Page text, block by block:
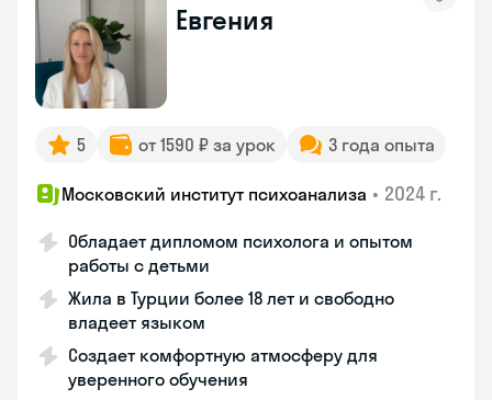
Евгения
5 от 1590 ₽ за урок 3 года опыта
Московский институт психоанализа • 2024 г.
Обладает дипломом психолога и опытом
работы с детьми
Жила в Турции более 18 лет и свободно
владеет языком
Создает комфортную атмосферу для
уверенного обучения